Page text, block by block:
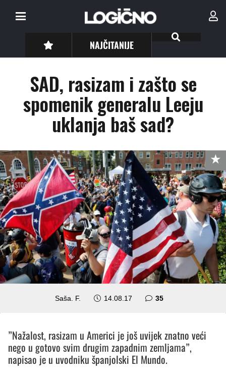
NAJČITANIJE
SAD, rasizam i zašto se
spomenik generalu Leeju
uklanja baš sad?
Saša. F. 14.08.17 35komentara
”Nažalost, rasizam u Americi je još uvijek znatno veći
nego u gotovo svim drugim zapadnim zemljama”,
napisao je u uvodniku španjolski El Mundo.